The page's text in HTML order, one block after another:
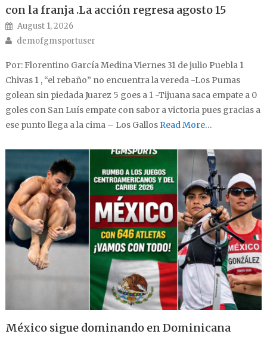
con la franja .La acción regresa agosto 15
Posted on
August 1, 2026
Author
demofgmsportuser
Por: Florentino García Medina Viernes 31 de julio Puebla 1
Chivas 1 , “el rebaño” no encuentra la vereda -Los Pumas
golean sin piedada Juarez 5 goes a 1 -Tijuana saca empate a 0
goles con San Luís empate con sabor a victoria pues gracias a
ese punto llega a la cima – Los GallosRead More…
México sigue dominando en Dominicana